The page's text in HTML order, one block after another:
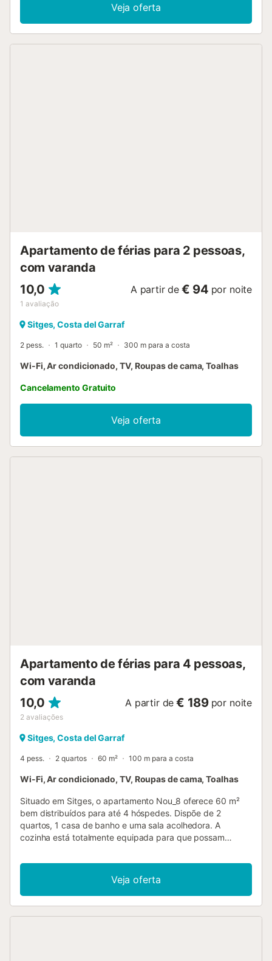
Veja oferta
Apartamento de férias para 2 pessoas,
com varanda
10,0
1 avaliação
A partir de € 94 por noite
Sitges, Costa del Garraf
2 pess. 1 quarto 50 m² 300 m para a costa
Wi-Fi, Ar condicionado, TV, Roupas de cama, Toalhas
Cancelamento Gratuito
Veja oferta
Apartamento de férias para 4 pessoas,
com varanda
10,0
2 avaliações
A partir de € 189 por noite
Sitges, Costa del Garraf
4 pess. 2 quartos 60 m² 100 m para a costa
Wi-Fi, Ar condicionado, TV, Roupas de cama, Toalhas
Situado em Sitges, o apartamento Nou_8 oferece 60 m²
bem distribuídos para até 4 hóspedes. Dispõe de 2
quartos, 1 casa de banho e uma sala acolhedora. A
cozinha está totalmente equipada para que possam
comodidades encontram ar condicionado, Wi-Fi adequado
para videochamadas, televisão, máquina de lavar e secar
roupa. O self check-in está disponível para maior
comodidade. Podem sair para a varanda privada com
Veja oferta